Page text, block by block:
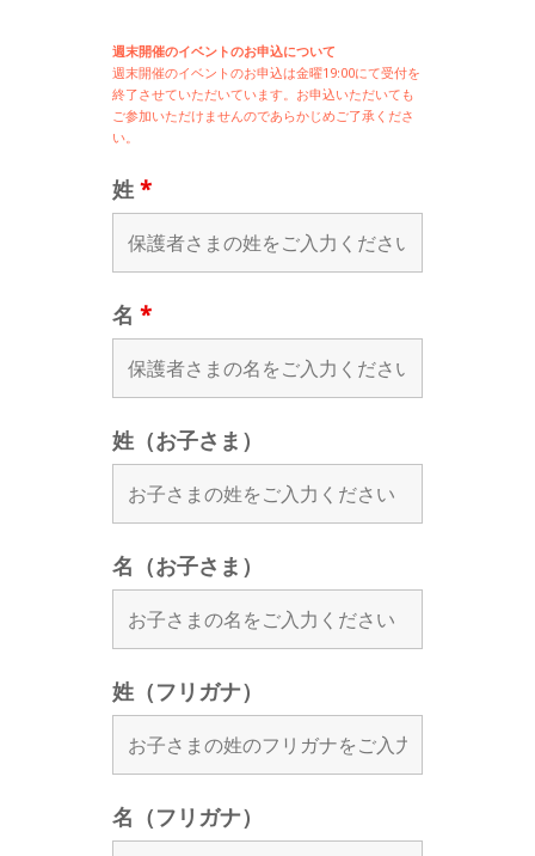
週末開催のイベントのお申込について
週末開催のイベントのお申込は金曜19:00にて受付を
終了させていただいています。お申込いただいても
ご参加いただけませんのであらかじめご了承くださ
い。
姓 *
名 *
姓（お子さま）
名（お子さま）
姓（フリガナ）
名（フリガナ）